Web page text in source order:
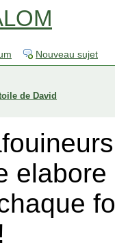
Nouveau sujet
de David